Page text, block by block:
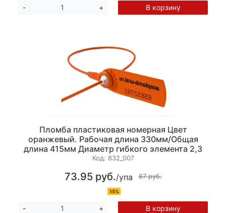
- + В корзину
Пломба пластиковая номерная Цвет
оранжевый. Рабочая длина 330мм/Общая
длина 415мм Диаметр гибкого элемента 2,3
мм, 10 шт/уп
Код: 832_007
73.95 руб./упа 87 руб.
15%
- + В корзину